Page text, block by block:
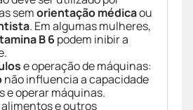
semorientação médicaou
. Em algumas mulheres,
B 6 podem inibir a
e operação de máquinas:
não influencia a capacidade
e operar máquinas.
e outros